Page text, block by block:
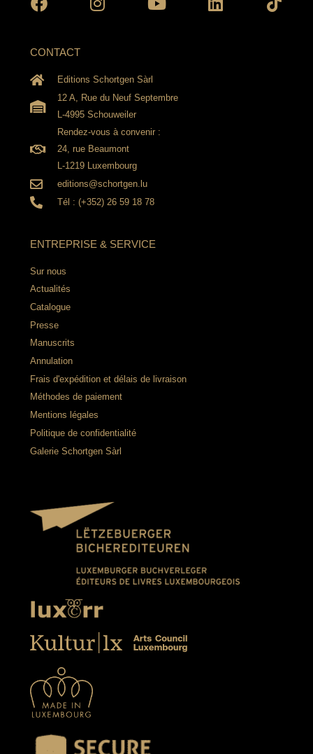
CONTACT
Editions Schortgen Sàrl
12 A, Rue du Neuf Septembre
L-4995 Schouweiler
Rendez-vous à convenir :
24, rue Beaumont
L-1219 Luxembourg
editions@schortgen.lu
Tél : (+352) 26 59 18 78
ENTREPRISE & SERVICE
Sur nous
Actualités
Catalogue
Presse
Manuscrits
Annulation
Frais d'expédition et délais de livraison
Méthodes de paiement
Mentions légales
Politique de confidentialité
Galerie Schortgen Sàrl